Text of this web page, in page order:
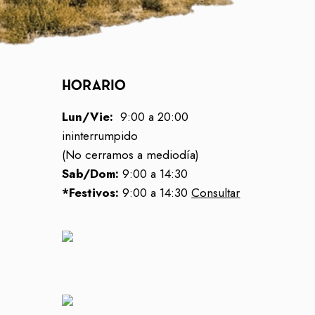
HORARIO
Lun/Vie: 9:00 a 20:00
ininterrumpido
(No cerramos a mediodía)
Sab/Dom: 9:00 a 14:30
*Festivos:9:00 a 14:30Consultar